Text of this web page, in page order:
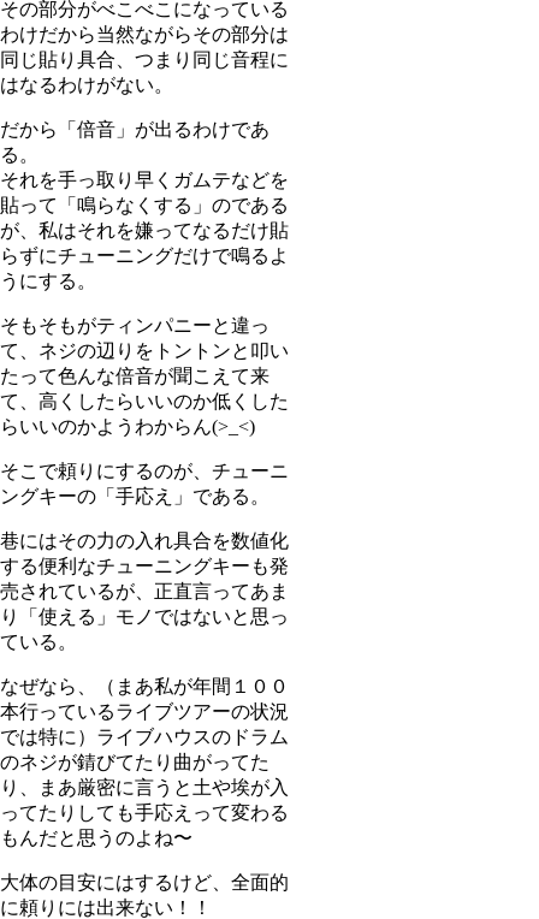
その部分がべこべこになっている
わけだから当然ながらその部分は
同じ貼り具合、つまり同じ音程に
はなるわけがない。
だから「倍音」が出るわけであ
る。
それを手っ取り早くガムテなどを
貼って「鳴らなくする」のである
が、私はそれを嫌ってなるだけ貼
らずにチューニングだけで鳴るよ
うにする。
そもそもがティンパニーと違っ
て、ネジの辺りをトントンと叩い
たって色んな倍音が聞こえて来
て、高くしたらいいのか低くした
らいいのかようわからん(>_<)
そこで頼りにするのが、チューニ
ングキーの「手応え」である。
巷にはその力の入れ具合を数値化
する便利なチューニングキーも発
売されているが、正直言ってあま
り「使える」モノではないと思っ
ている。
なぜなら、（まあ私が年間１００
本行っているライブツアーの状況
では特に）ライブハウスのドラム
のネジが錆びてたり曲がってた
り、まあ厳密に言うと土や埃が入
ってたりしても手応えって変わる
もんだと思うのよね〜
大体の目安にはするけど、全面的
に頼りには出来ない！！